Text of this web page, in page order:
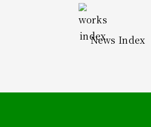
News Index